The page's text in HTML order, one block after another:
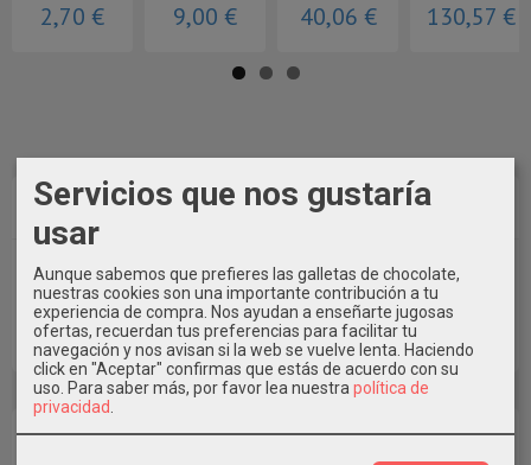
Marcas
Costes de Envío
2,70 € 9,00 € 40,06 € 130,57 €
Servicios que nos gustaría
usar
Aunque sabemos que prefieres las galletas de chocolate,
nuestras cookies son una importante contribución a tu
experiencia de compra. Nos ayudan a enseñarte jugosas
ofertas, recuerdan tus preferencias para facilitar tu
navegación y nos avisan si la web se vuelve lenta. Haciendo
click en "Aceptar" confirmas que estás de acuerdo con su
uso. Para saber más, por favor lea nuestra política de
privacidad